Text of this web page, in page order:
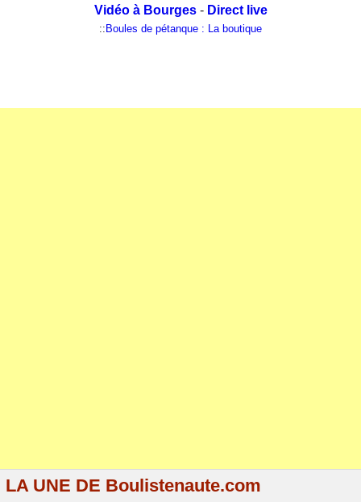
Vidéo à Bourges- Direct live
:: Boules de pétanque : La boutique
LA UNE DE Boulistenaute.com